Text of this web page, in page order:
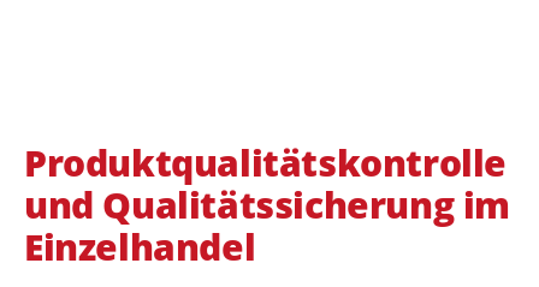
Produktqualitätskontrolle
und Qualitätssicherung im
Einzelhandel